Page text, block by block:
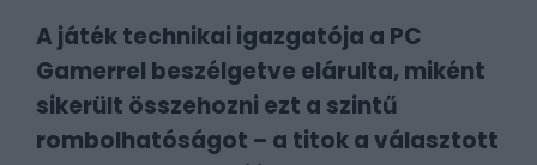
A játék technikai igazgatója a PC
Gamerrel beszélgetve elárulta, miként
sikerült összehozni ezt a szintű
rombolhatóságot – a titok a választott